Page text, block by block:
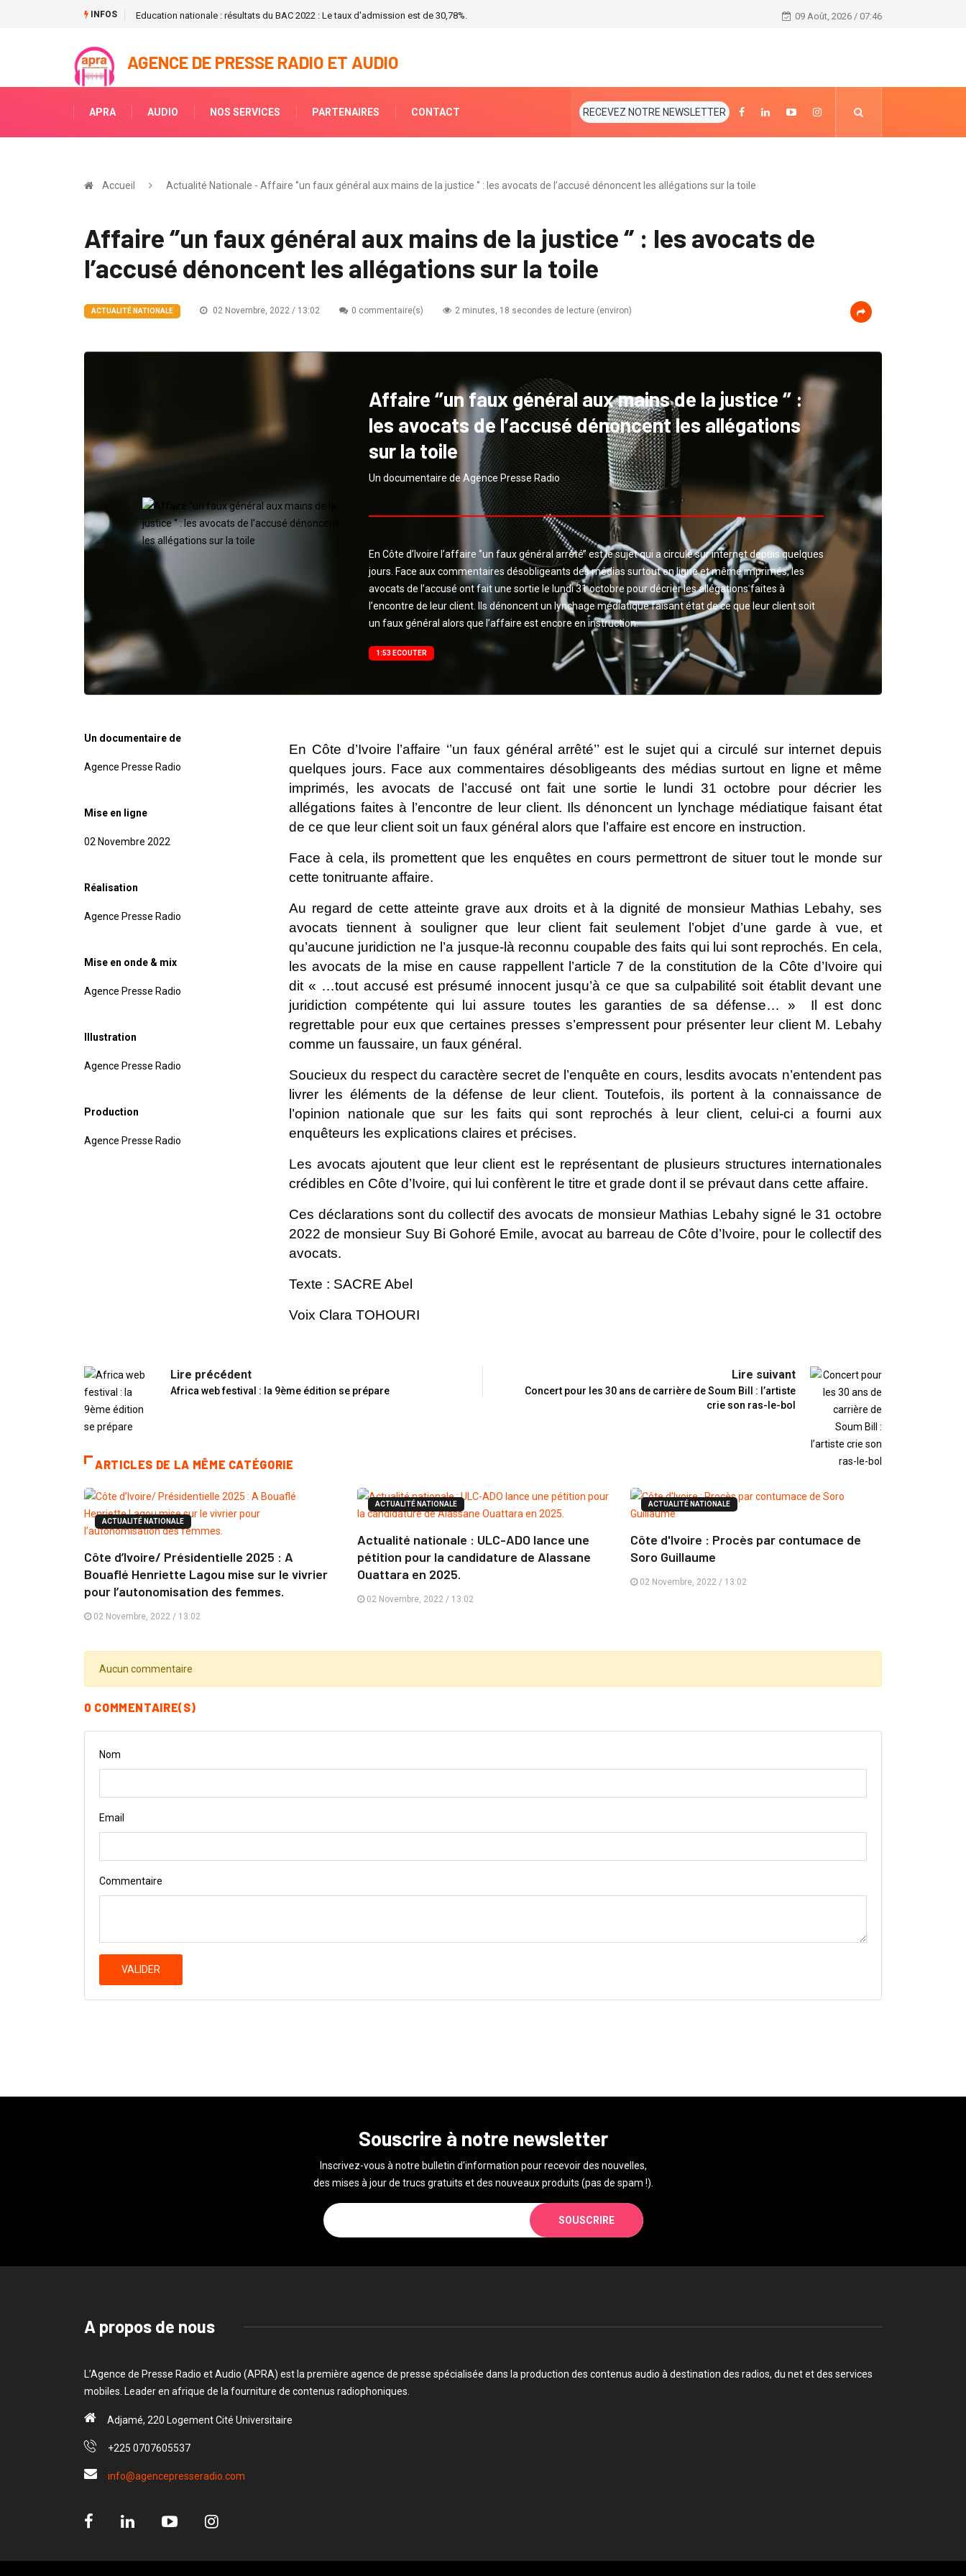
INFOS Education nationale : résultats du BAC 2022 : Le taux d'admission est de 30,78%. MIVA 2021 09 Août, 2026 / 07:46
AGENCE DE PRESSE RADIO ET AUDIO
APRA AUDIO NOS SERVICES PARTENAIRES CONTACT RECEVEZ NOTRE NEWSLETTER
Accueil Actualité Nationale - Affaire ‘’un faux général aux mains de la justice ‘’ : les avocats de l’accusé dénoncent les allégations sur la toile
Affaire ‘’un faux général aux mains de la justice ‘’ : les avocats de
l’accusé dénoncent les allégations sur la toile
ACTUALITÉ NATIONALE 02 Novembre, 2022 / 13:02 0 commentaire(s) 2 minutes, 18 secondes de lecture (environ)
Affaire ‘’un faux général aux mains de la justice ‘’ :
les avocats de l’accusé dénoncent les allégations
sur la toile
Un documentaire de Agence Presse Radio
En Côte d’Ivoire l’affaire ‘’un faux général arrêté’’ est le sujet qui a circulé sur internet depuis quelques
jours. Face aux commentaires désobligeants des médias surtout en ligne et même imprimés, les
avocats de l’accusé ont fait une sortie le lundi 31 octobre pour décrier les allégations faites à
l’encontre de leur client. Ils dénoncent un lynchage médiatique faisant état de ce que leur client soit
un faux général alors que l’affaire est encore en instruction.
1:53 ECOUTER
Un documentaire de
Agence Presse Radio
Mise en ligne
02 Novembre 2022
Réalisation
Agence Presse Radio
Mise en onde & mix
Agence Presse Radio
Illustration
Agence Presse Radio
Production
Agence Presse Radio
En Côte d’Ivoire l’affaire ‘’un faux général arrêté’’ est le sujet qui a circulé sur internet depuis
quelques jours. Face aux commentaires désobligeants des médias surtout en ligne et même
imprimés, les avocats de l’accusé ont fait une sortie le lundi 31 octobre pour décrier les
allégations faites à l’encontre de leur client. Ils dénoncent un lynchage médiatique faisant état
de ce que leur client soit un faux général alors que l’affaire est encore en instruction.
Face à cela, ils promettent que les enquêtes en cours permettront de situer tout le monde sur
cette tonitruante affaire.
Au regard de cette atteinte grave aux droits et à la dignité de monsieur Mathias Lebahy, ses
avocats tiennent à souligner que leur client fait seulement l’objet d’une garde à vue, et
qu’aucune juridiction ne l’a jusque-là reconnu coupable des faits qui lui sont reprochés. En cela,
les avocats de la mise en cause rappellent l’article 7 de la constitution de la Côte d’Ivoire qui
dit « …tout accusé est présumé innocent jusqu’à ce que sa culpabilité soit établit devant une
juridiction compétente qui lui assure toutes les garanties de sa défense… » Il est donc
regrettable pour eux que certaines presses s’empressent pour présenter leur client M. Lebahy
comme un faussaire, un faux général.
Soucieux du respect du caractère secret de l’enquête en cours, lesdits avocats n’entendent pas
livrer les éléments de la défense de leur client. Toutefois, ils portent à la connaissance de
l’opinion nationale que sur les faits qui sont reprochés à leur client, celui-ci a fourni aux
enquêteurs les explications claires et précises.
Les avocats ajoutent que leur client est le représentant de plusieurs structures internationales
crédibles en Côte d’Ivoire, qui lui confèrent le titre et grade dont il se prévaut dans cette affaire.
Ces déclarations sont du collectif des avocats de monsieur Mathias Lebahy signé le 31 octobre
2022 de monsieur Suy Bi Gohoré Emile, avocat au barreau de Côte d’Ivoire, pour le collectif des
avocats.
Texte : SACRE Abel
Voix Clara TOHOURI
Lire précédent
Africa web festival : la 9ème édition se prépare
Lire suivant
Concert pour les 30 ans de carrière de Soum Bill : l’artiste
crie son ras-le-bol
ARTICLES DE LA MÊME CATÉGORIE
ACTUALITÉ NATIONALE
Côte d’Ivoire/ Présidentielle 2025 : A
Bouaflé Henriette Lagou mise sur le vivrier
pour l’autonomisation des femmes.
02 Novembre, 2022 / 13:02
ACTUALITÉ NATIONALE
Actualité nationale : ULC-ADO lance une
pétition pour la candidature de Alassane
Ouattara en 2025.
02 Novembre, 2022 / 13:02
ACTUALITÉ NATIONALE
Côte d'Ivoire : Procès par contumace de
Soro Guillaume
02 Novembre, 2022 / 13:02
Aucun commentaire
0 COMMENTAIRE(S)
Nom
Email
Commentaire
VALIDER
Souscrire à notre newsletter
Inscrivez-vous à notre bulletin d'information pour recevoir des nouvelles,
des mises à jour de trucs gratuits et des nouveaux produits (pas de spam !).
SOUSCRIRE
A propos de nous
L’Agence de Presse Radio et Audio (APRA) est la première agence de presse spécialisée dans la production des contenus audio à destination des radios, du net et des services
mobiles. Leader en afrique de la fourniture de contenus radiophoniques.
Adjamé, 220 Logement Cité Universitaire
+225 0707605537
info@agencepresseradio.com